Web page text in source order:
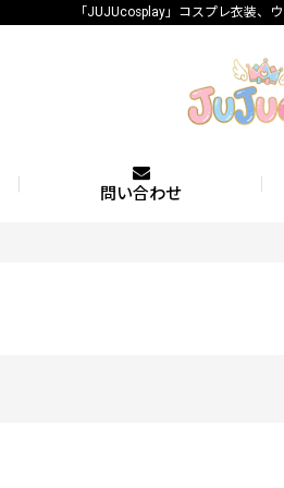
「JUJUcosplay」コスプレ衣装、
問い合わせ